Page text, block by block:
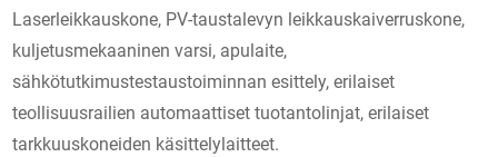
Laserleikkauskone, PV-taustalevyn leikkauskaiverruskone,
kuljetusmekaaninen varsi, apulaite,
sähkötutkimustestaustoiminnan esittely, erilaiset
teollisuusrailien automaattiset tuotantolinjat, erilaiset
tarkkuuskoneiden käsittelylaitteet.